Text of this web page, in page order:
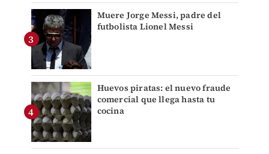
Muere Jorge Messi, padre del
futbolista Lionel Messi
Huevos piratas: el nuevo fraude
comercial que llega hasta tu
cocina